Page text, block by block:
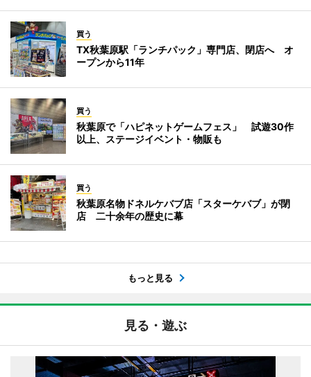
買う
TX秋葉原駅「ランチパック」専門店、閉店へ オ
ープンから11年
買う
秋葉原で「ハピネットゲームフェス」 試遊30作
以上、ステージイベント・物販も
買う
秋葉原名物ドネルケバブ店「スターケバブ」が閉
店 二十余年の歴史に幕
もっと見る
見る・遊ぶ